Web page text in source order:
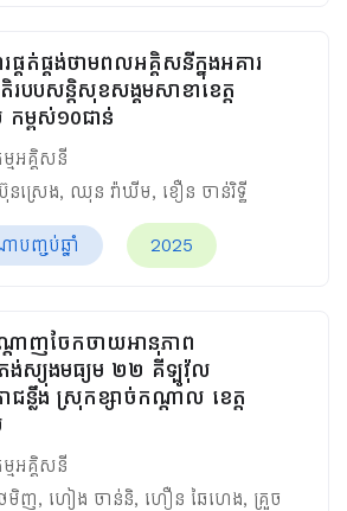
ផ្គត់ផ្គង់ថាមពលអគ្គិសនីក្នុងអគារ
របបសន្តិសុខ​សង្គមសាខាខេត្ត
ម្ពស់១០ជាន់
មអគ្គិសនី
នស្រេង, ឈុន វ៉ាឃីម​, ខឿន ចាន់រិទ្ធី​
បញ្ចប់ឆ្នាំ 2025
តាញចែកចាយអានុភាព
ង់ស្យុងមធ្យម ២២ គីឡូវ៉ុល
ន្លឹង ស្រុកខ្សាច់កណ្ដាល ខេត្ត
មអគ្គិសនី
មិញ, ហៀង ចាន់និ, ហឿន ឆៃហេង, គ្រួច